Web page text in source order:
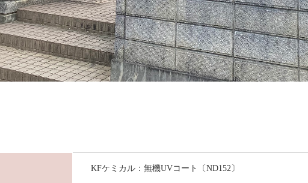
KFケミカル：無機UVコート〔ND152〕